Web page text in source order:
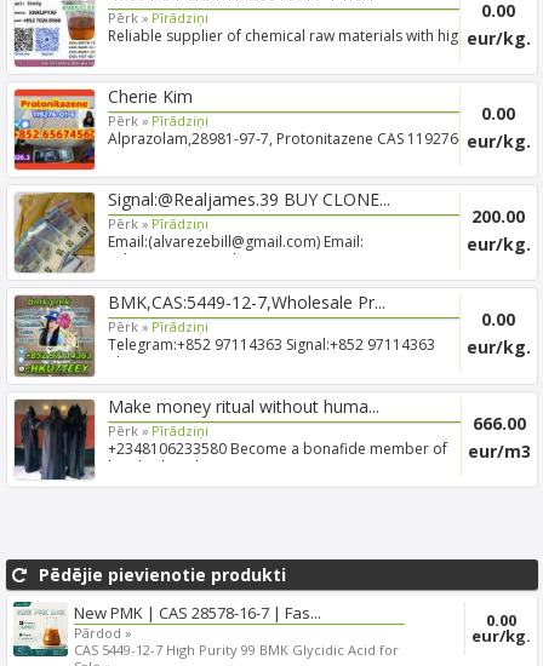
Pērk »Pīrādziņi
Reliable supplier of chemical raw materials with high
0.00
eur/kg.
Cherie Kim
Pērk » Pīrādziņi
Alprazolam,28981-97-7, Protonitazene CAS 119276-01-
0.00
eur/kg.
Signal:@Realjames.39 BUY CLONE...
Pērk » Pīrādziņi
Email:(alvarezebill@gmail.com) Email:
(jshop1263@gmail.com) T...
200.00
eur/kg.
BMK,CAS:5449-12-7,Wholesale Pr...
Pērk » Pīrādziņi
Telegram:+852 97114363 Signal:+852 97114363
Threema:HKU7TEEY...
0.00
eur/kg.
Make money ritual without huma...
Pērk » Pīrādziņi
+2348106233580 Become a bonafide member of
brotherhood prote...
666.00
eur/m3
Pēdējie pievienotie produkti
New PMK | CAS 28578-16-7 | Fas...
Pārdod »
CAS 5449-12-7 High Purity 99 BMK Glycidic Acid for
0.00
eur/kg.